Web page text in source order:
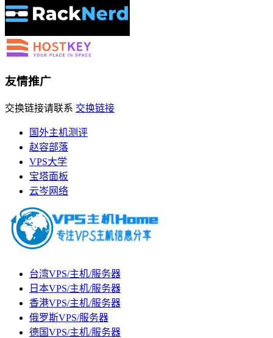
友情推广
交换链接请联系 交换链接
国外主机测评
赵容部落
VPS大学
宝塔面板
云岑网络
台湾VPS/主机/服务器
日本VPS/主机/服务器
香港VPS/主机/服务器
俄罗斯VPS/服务器
德国VPS/主机/服务器